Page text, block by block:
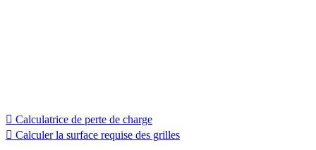
Calculatrice de perte de charge
Calculer la surface requise des grilles